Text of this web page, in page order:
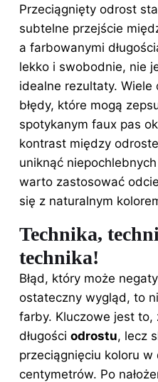
Przeciągnięty odrost
subtelne przejście
a farbowanymi
lekko i swobodnie, nie
idealne rezultaty. Wiele
błędy, które mogą
spotykanym faux pas
kontrast między
uniknąć
warto zastosować
się z naturalnym
Technika,
technika!
Błąd, który może
ostateczny wygląd, to
farby. Kluczowe jest to,
długości odrostu, lecz
przeciągnięciu koloru w
centymetrów. Po